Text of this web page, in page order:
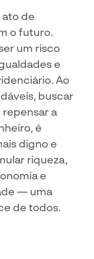
ato de
o futuro.
um risco
e
Ao
buscar
a
é
digno e
riqueza,
e
— uma
de todos.